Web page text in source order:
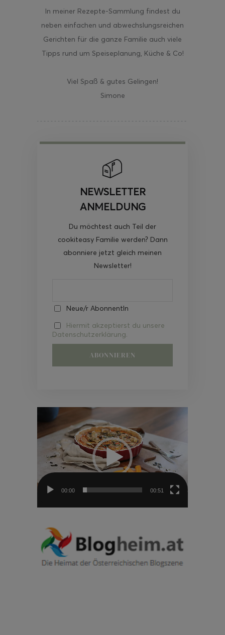
In meiner Rezepte-Sammlung findest du
neben einfachen und abwechslungsreichen
Gerichten für die ganze Familie auch viele
Tipps rund um Speiseplanung, Küche & Co!
Viel Spaß & gutes Gelingen!
Simone
NEWSLETTER
ANMELDUNG
Du möchtest auch Teil der
cookiteasy Familie werden? Dann
abonniere jetzt gleich meinen
Newsletter!
Neue/r AbonnentIn
Hiermit akzeptierst du unsere
Datenschutzerklärung.
Video-
00:00 00:51